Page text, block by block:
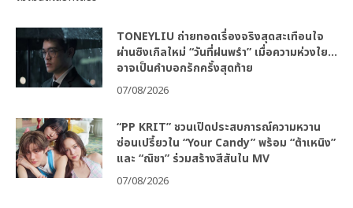
TONEYLIU ถ่ายทอดเรื่องจริงสุดสะเทือนใจ
ผ่านซิงเกิลใหม่ “วันที่ฝนพรำ” เมื่อความห่วงใย…
อาจเป็นคำบอกรักครั้งสุดท้าย
07/08/2026
“PP KRIT” ชวนเปิดประสบการณ์ความหวาน
ซ่อนเปรี้ยวใน “Your Candy” พร้อม “ต้าเหนิง”
และ “ณิชา” ร่วมสร้างสีสันใน MV
07/08/2026